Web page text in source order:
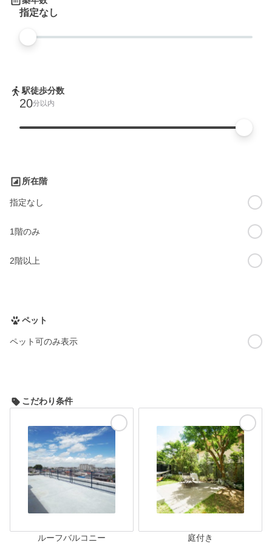
指定なし
駅徒歩分数
20分以内
所在階
指定なし
1階のみ
2階以上
ペット
ペット可のみ表示
こだわり条件
ルーフバルコニー 庭付き